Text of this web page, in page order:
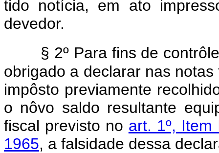
tido notícia, em ato
devedor.
§ 2º Para fins de
obrigado a declarar nas
impôsto previamente
o nôvo saldo resultante
fiscal previsto no art. 1º,
1965, a falsidade dessa